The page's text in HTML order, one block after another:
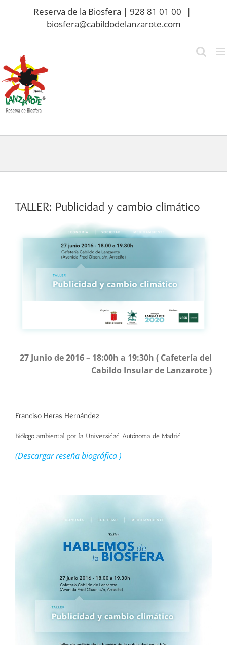
Reserva de la Biosfera | 928 81 01 00
|
biosfera@cabildodelanzarote.com
TALLER: Publicidad y cambio climático
imagen
27 Junio de 2016 – 18:00h a 19:30h ( Cafetería del
Cabildo Insular de Lanzarote )
Franciso Heras Hernández
Biólogo ambiental por la Universidad Autónoma de Madrid
(Descargar reseña biográfica )